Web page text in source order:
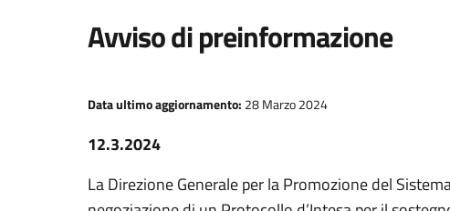
Avviso di preinformazione
Data ultimo aggiornamento: 28 Marzo 2024
12.3.2024
La Direzione Generale per la Promozione del